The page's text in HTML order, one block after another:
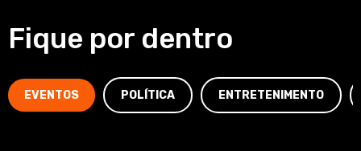
Fique por dentro
EVENTOS POLÍTICA ENTRETENIMENTO